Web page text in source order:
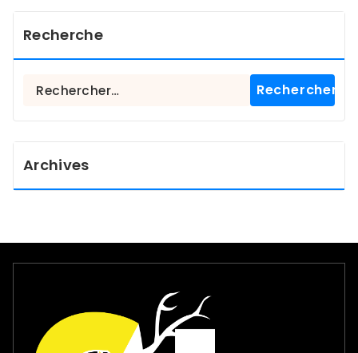
Recherche
Rechercher :
Archives